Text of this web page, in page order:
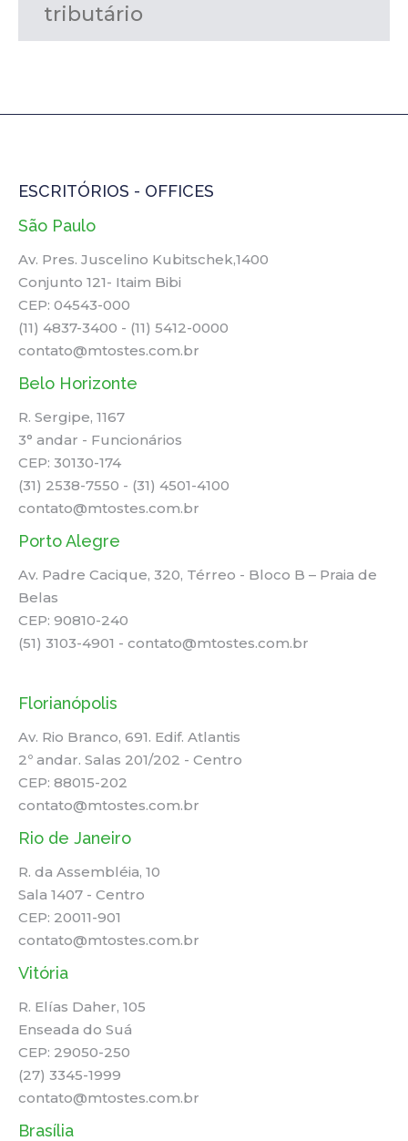
tributário
ESCRITÓRIOS - OFFICES
São Paulo
Av. Pres. Juscelino Kubitschek,1400
Conjunto 121- Itaim Bibi
CEP: 04543-000
(11) 4837-3400 - (11) 5412-0000
contato@mtostes.com.br
Belo Horizonte
R. Sergipe, 1167
3° andar - Funcionários
CEP: 30130-174
(31) 2538-7550 - (31) 4501-4100
contato@mtostes.com.br
Porto Alegre
Av. Padre Cacique, 320, Térreo - Bloco B – Praia de
Belas
CEP: 90810-240
(51) 3103-4901 - contato@mtostes.com.br
Florianópolis
Av. Rio Branco, 691. Edif. Atlantis
2º andar. Salas 201/202 - Centro
CEP: 88015-202
contato@mtostes.com.br
Rio de Janeiro
R. da Assembléia, 10
Sala 1407 - Centro
CEP: 20011-901
contato@mtostes.com.br
Vitória
R. Elías Daher, 105
Enseada do Suá
CEP: 29050-250
(27) 3345-1999
contato@mtostes.com.br
Brasília